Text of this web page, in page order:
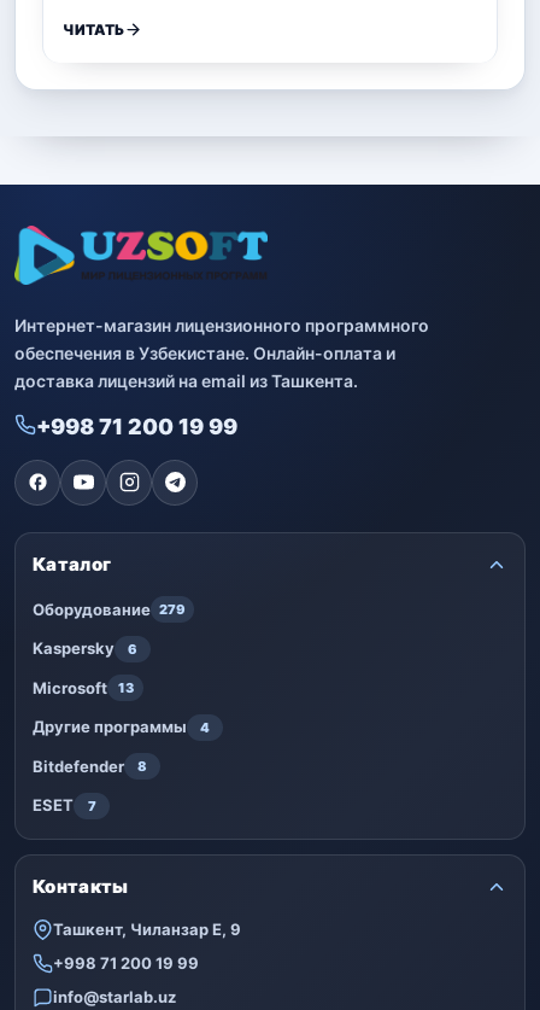
ЧИТАТЬ
Интернет-магазин лицензионного программного
обеспечения в Узбекистане. Онлайн-оплата и
доставка лицензий на email из Ташкента.
+998 71 200 19 99
Каталог
Оборудование 279
Kaspersky 6
Microsoft 13
Другие программы 4
Bitdefender 8
ESET 7
Контакты
Ташкент, Чиланзар Е, 9
+998 71 200 19 99
info@starlab.uz